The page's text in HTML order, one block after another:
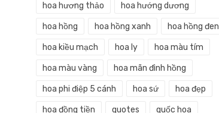
hoa hương thảo hoa hướng dương
hoa hồng hoa hồng xanh hoa hồng đen
hoa kiều mạch hoa ly hoa màu tím
hoa màu vàng hoa mãn đình hồng
hoa phi điệp 5 cánh hoa sứ hoa đẹp
hoa đồng tiền quotes quốc hoa